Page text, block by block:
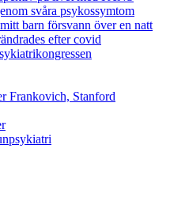
svåra psykossymtom
barn försvann över en natt
efter covid
Frankovich, Stanford